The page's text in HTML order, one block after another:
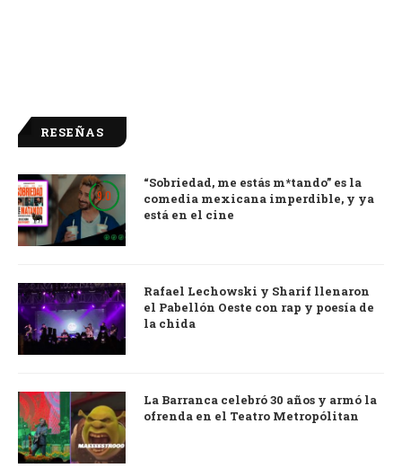
RESEÑAS
9.0
“Sobriedad, me estás m*tando” es la
comedia mexicana imperdible, y ya
está en el cine
Rafael Lechowski y Sharif llenaron
el Pabellón Oeste con rap y poesía de
la chida
La Barranca celebró 30 años y armó la
ofrenda en el Teatro Metropólitan